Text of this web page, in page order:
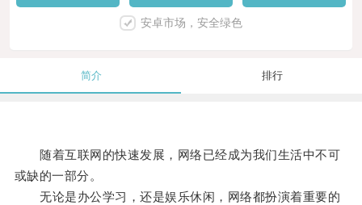
安卓市场，安全绿色
简介 排行
随着互联网的快速发展，网络已经成为我们生活中不可
或缺的一部分。
无论是办公学习，还是娱乐休闲，网络都扮演着重要的